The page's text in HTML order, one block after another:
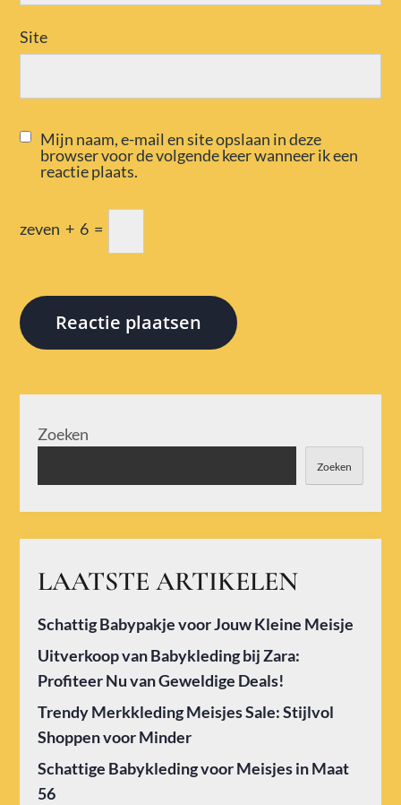
Site
Mijn naam, e-mail en site opslaan in deze
browser voor de volgende keer wanneer ik een
reactie plaats.
zeven + 6 =
Zoeken
Zoeken
LAATSTE ARTIKELEN
Schattig Babypakje voor Jouw Kleine Meisje
Uitverkoop van Babykleding bij Zara:
Profiteer Nu van Geweldige Deals!
Trendy Merkkleding Meisjes Sale: Stijlvol
Shoppen voor Minder
Schattige Babykleding voor Meisjes in Maat
56